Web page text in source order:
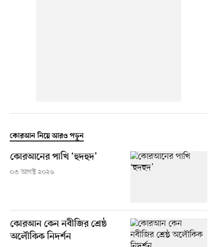
কোরআন নিয়ে আরও পড়ুন
কোরআনের পাখি ‘হুদহুদ’
০৩ আগস্ট ২০২৬
কোরআন কেন নবীজির শ্রেষ্ঠ
অলৌকিক নিদর্শন